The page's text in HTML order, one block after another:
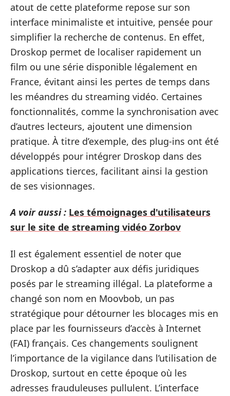
atout de cette plateforme repose sur son
interface minimaliste et intuitive, pensée pour
simplifier la recherche de contenus. En effet,
Droskop permet de localiser rapidement un
film ou une série disponible légalement en
France, évitant ainsi les pertes de temps dans
les méandres du streaming vidéo. Certaines
fonctionnalités, comme la synchronisation avec
d’autres lecteurs, ajoutent une dimension
pratique. À titre d’exemple, des plug-ins ont été
développés pour intégrer Droskop dans des
applications tierces, facilitant ainsi la gestion
de ses visionnages.
A voir aussi : Les témoignages d'utilisateurs
sur le site de streaming vidéo Zorbov
Il est également essentiel de noter que
Droskop a dû s’adapter aux défis juridiques
posés par le streaming illégal. La plateforme a
changé son nom en Moovbob, un pas
stratégique pour détourner les blocages mis en
place par les fournisseurs d’accès à Internet
(FAI) français. Ces changements soulignent
l’importance de la vigilance dans l’utilisation de
Droskop, surtout en cette époque où les
adresses frauduleuses pullulent. L’interface